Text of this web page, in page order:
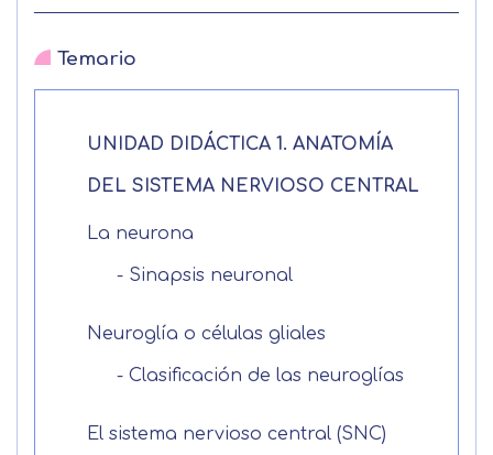
Temario
UNIDAD DIDÁCTICA 1. ANATOMÍA
DEL SISTEMA NERVIOSO CENTRAL
La neurona
- Sinapsis neuronal
Neuroglía o células gliales
- Clasificación de las neuroglías
El sistema nervioso central (SNC)